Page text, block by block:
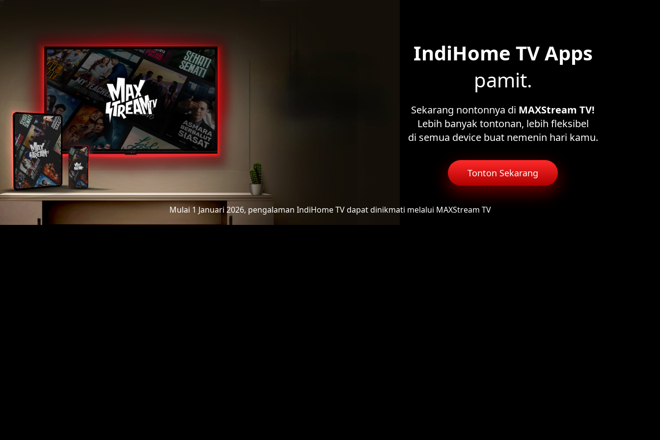
IndiHome TV Apps
pamit.
Sekarang nontonnya di MAXStream TV!
Lebih banyak tontonan, lebih fleksibel
di semua device buat nemenin hari kamu.
Tonton Sekarang
Mulai 1 Januari 2026, pengalaman IndiHome TVdapat dinikmati melalui MAXStream TV